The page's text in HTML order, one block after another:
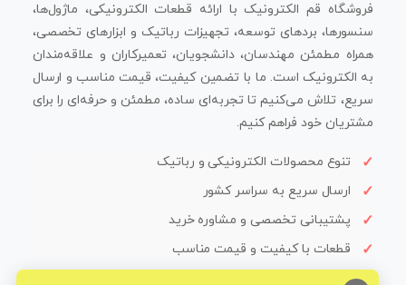
فروشگاه قم الکترونیک با ارائه قطعات الکترونیکی، ماژول‌ها،
سنسورها، بردهای توسعه، تجهیزات رباتیک و ابزارهای تخصصی،
همراه مطمئن مهندسان، دانشجویان، تعمیرکاران و علاقه‌مندان
به الکترونیک است. ما با تضمین کیفیت، قیمت مناسب و ارسال
سریع، تلاش می‌کنیم تا تجربه‌ای ساده، مطمئن و حرفه‌ای را برای
مشتریان خود فراهم کنیم.
تنوع محصولات الکترونیکی و رباتیک
ارسال سریع به سراسر کشور
پشتیبانی تخصصی و مشاوره خرید
قطعات با کیفیت و قیمت مناسب